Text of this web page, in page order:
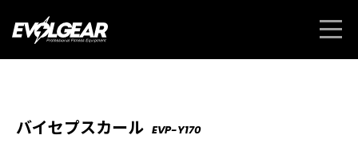
バイセプスカール EVP-Y170